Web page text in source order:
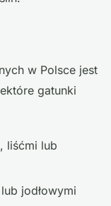
w Polsce jest
gatunki
liśćmi lub
jodłowymi